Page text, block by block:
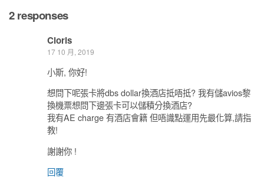
2 responses
Cloris
17 10 月, 2019
小斯, 你好!
想問下呢張卡將dbs dollar換酒店抵唔抵? 我有儲avios黎
換機票想問下邊張卡可以儲積分換酒店?
我有AE charge 有酒店會籍 但唔識點運用先最化算,請指
教!
謝謝你 !
回覆